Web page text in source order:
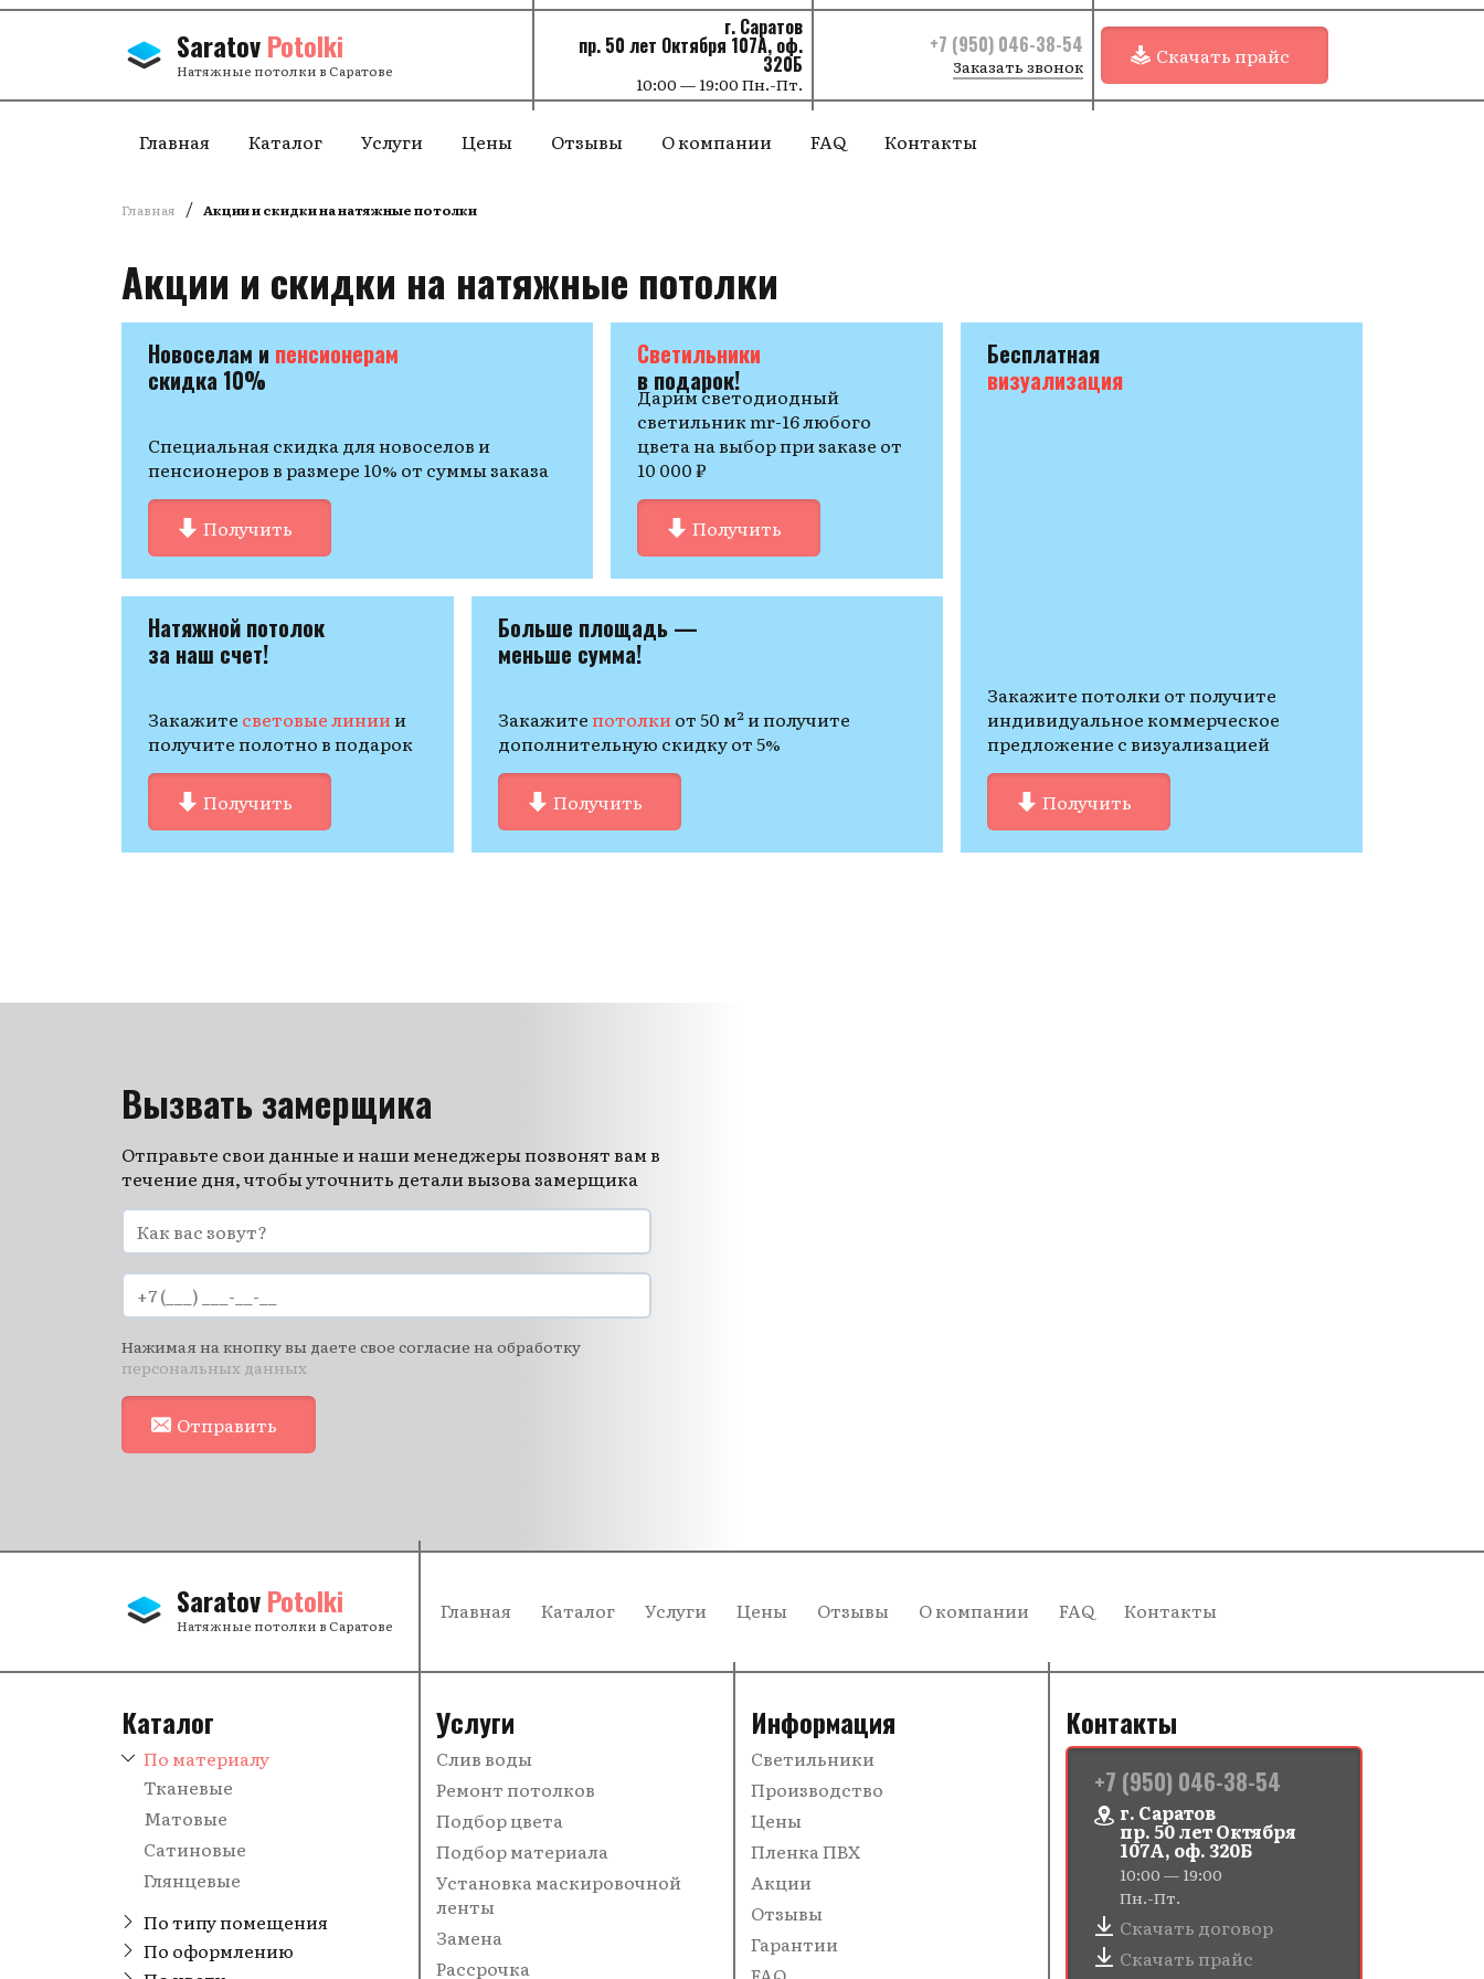
Перейти к содержанию
SaratovPotolki
Натяжные потолки в Саратове
г. Саратов
пр. 50 лет Октября 107А, оф.
320Б
10:00 — 19:00 Пн.-Пт.
+7 (950) 046-38-54
Заказать звонок Скачать прайс
Главная Каталог Услуги Цены Отзывы О компании FAQ Контакты
Главная / Акции и скидки на натяжные потолки
Акции и скидки на натяжные потолки
Новоселам и пенсионерам
скидка 10%
Специальная скидка для новоселов и
пенсионеров в размере 10% от суммы заказа
Получить
Светильники
в подарок!
Дарим светодиодный
светильник mr-16 любого
цвета на выбор при заказе от
10 000 ₽
Получить
Натяжной потолок
за наш счет!
Закажите световые линиии
получите полотно в подарок
Получить
Больше площадь —
меньше сумма!
Закажитепотолкиот 50 м² и получите
дополнительную скидку от 5%
Получить
Бесплатная
визуализация
Закажите потолки от получите
индивидуальное коммерческое
предложение с визуализацией
Получить
Вызвать замерщика
Отправьте свои данные и наши менеджеры позвонят вам в
течение дня, чтобы уточнить детали вызова замерщика
Нажимая на кнопку вы даете свое согласие на обработку
персональных данных
Отправить
SaratovPotolki
Натяжные потолки в Саратове
Главная Каталог Услуги Цены Отзывы О компании FAQ Контакты
Каталог
По материалу
Тканевые
Матовые
Сатиновые
Глянцевые
По типу помещения
В комнату
По оформлению
Услуги
Слив воды
Ремонт потолков
Подбор цвета
Подбор материала
Установка маскировочной
ленты
Замена
Рассрочка
Информация
Светильники
Производство
Цены
Пленка ПВХ
Акции
Отзывы
Гарантии
Контакты
+7 (950) 046-38-54
г. Саратов
пр. 50 лет Октября
107А, оф. 320Б
10:00 — 19:00
Пн.-Пт.
Скачать договор
Скачать прайс